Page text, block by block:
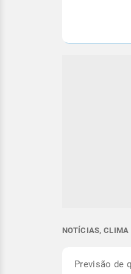
NOTÍCIAS, CLIMA
Previsão de